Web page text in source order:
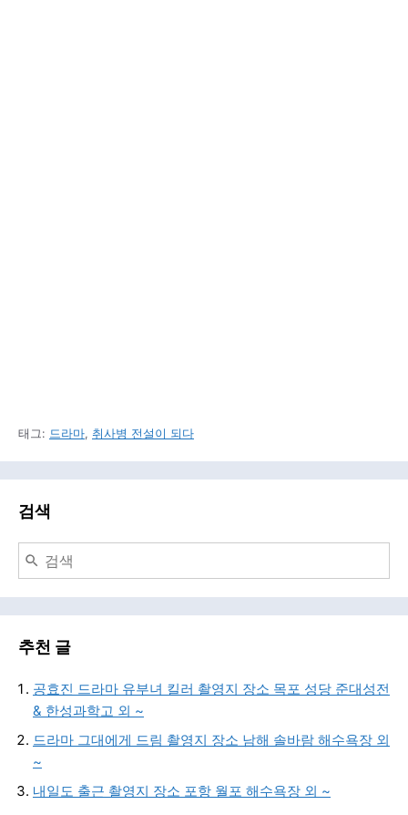
태그: 드라마, 취사병 전설이 되다
검색
추천 글
공효진 드라마 유부녀 킬러 촬영지 장소 목포 성당 준대성전
& 한성과학고 외 ~
드라마 그대에게 드림 촬영지 장소 남해 솔바람 해수욕장 외
~
내일도 출근 촬영지 장소 포항 월포 해수욕장 외 ~